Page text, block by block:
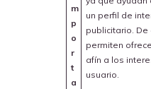
m
p
o
r
t
a
un perfil de
publicitario.
permiten
afín a los
usuario.